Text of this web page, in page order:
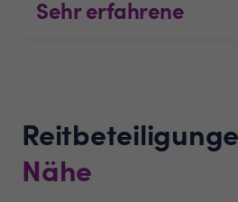
Sehr erfahrene
Nähe